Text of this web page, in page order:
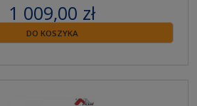
1 009,00 zł
zawiera 23% VAT
DO KOSZYKA